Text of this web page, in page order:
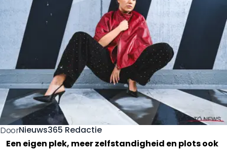
DoorNieuws365 Redactie
Een eigen plek, meer zelfstandigheid en plots ook